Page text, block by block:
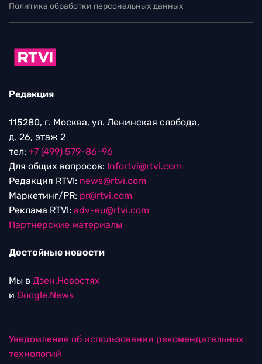
Политика обработки персональных данных
Редакция
115280, г. Москва, ул. Ленинская слобода,
д. 26, этаж 2
тел: +7 (499) 579-86-96
Для общих вопросов: Infortvi@rtvi.com
Редакция RTVI: news@rtvi.com
Маркетинг/PR: pr@rtvi.com
Реклама RTVI: adv-eu@rtvi.com
Партнерские материалы
Достойные новости
Мы в Дзен.Новостях
и Google.News
Уведомление об использовании рекомендательных
технологий